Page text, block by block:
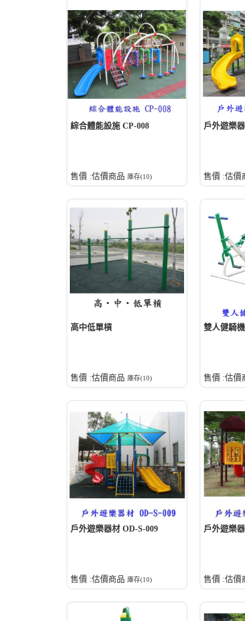
綜合體能設施 CP-008
售價 :估價商品 庫存(10)
戶外遊樂
售價 :估價
高中低單槓
售價 :估價商品 庫存(10)
雙人健騎
售價 :估價
戶外遊樂器材 OD-S-009
售價 :估價商品 庫存(10)
戶外遊樂
售價 :估價